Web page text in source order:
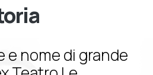
e nome di grande